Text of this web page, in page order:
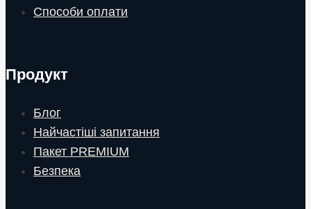
Способи оплати
Продукт
Блог
Найчастіші запитання
Пакет PREMIUM
Безпека